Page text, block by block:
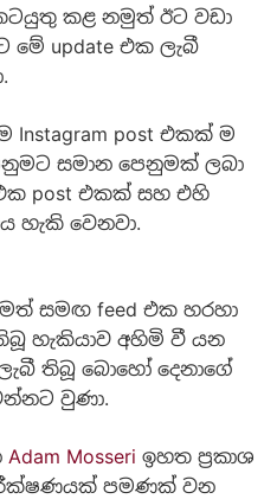
කළ නමුත් ඊට වඩා
update එක ලැබී
post එකක් ම
සමාන පෙනුමක් ලබා
post එකක් සහ එහි
හැකි වෙනවා.
සමඟ feed එක හරහා
හැකියාව අහිමි වී යන
තිබූ බොහෝ දෙනාගේ
වුණා.
Adam Mosseri ඉහත ප්‍රකාශ
පමණක් වන